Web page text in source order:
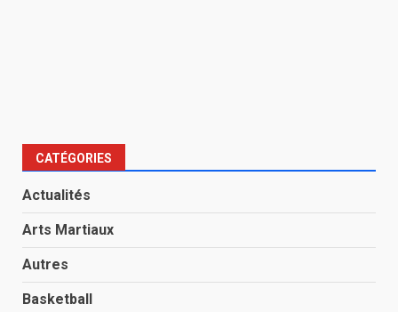
CATÉGORIES
Actualités
Arts Martiaux
Autres
Basketball